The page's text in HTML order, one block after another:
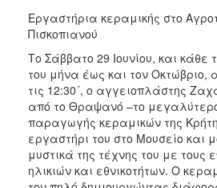
Εργαστήρια κεραμικής στο
Πισκοπιανού
Το Σάββατο 29 Ιουνίου, και κάθε
του μήνα έως και τον Οκτώβριο,
τις 12:30´, o αγγειοπλάστης
από το Θραψανό –το
παραγωγής κεραμικών της
εργαστήρι του στο Μουσείο και
μυστικά της τέχνης του με τους
ηλικιών και εθνικοτήτων. Ο